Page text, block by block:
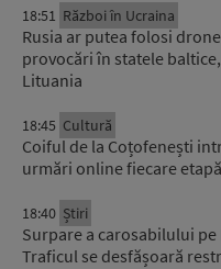
18:51 Război în Ucraina
Rusia ar putea folosi
provocări în statele
Lituania
18:45 Cultură
Coiful de la Coțofenești
urmări online fiecare
18:40 Știri
Surpare a carosabilului
Traficul se desfășoară